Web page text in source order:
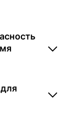
для